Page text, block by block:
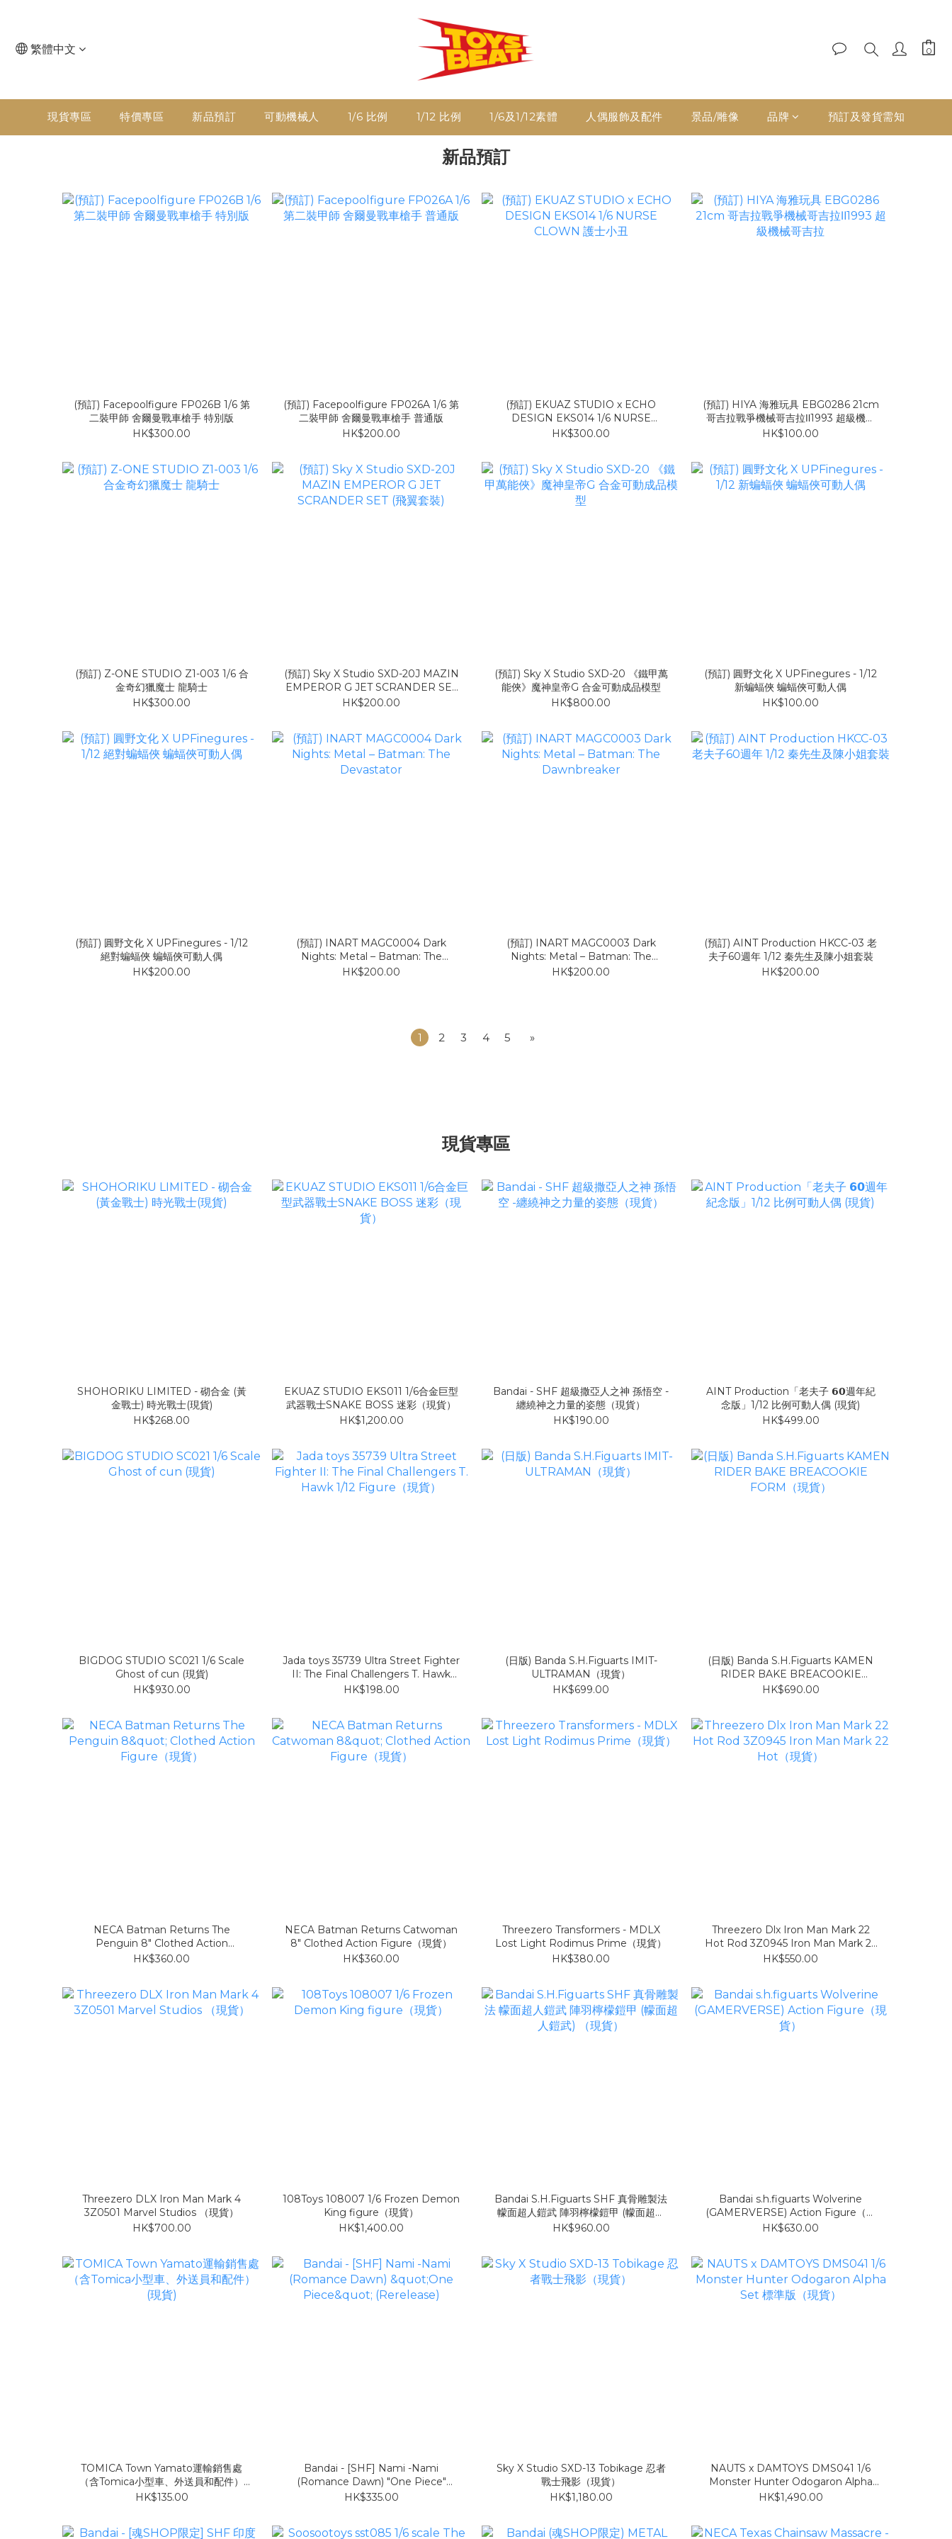
繁體中文
現貨專區 特價專區 新品預訂 可動機械人 1/6 比例 1/12 比例 1/6及1/12素體 人偶服飾及配件 景品/雕像 品牌 預訂及發貨需知
新品預訂
(預訂) Facepoolfigure FP026B 1/6 第
二裝甲師 舍爾曼戰車槍手 特別版
HK$300.00
(預訂) Facepoolfigure FP026A 1/6 第
二裝甲師 舍爾曼戰車槍手 普通版
HK$200.00
(預訂) EKUAZ STUDIO x ECHO
DESIGN EKS014 1/6 NURSE
CLOWN 護士小丑
HK$300.00
(預訂) HIYA 海雅玩具 EBG0286 21cm
哥吉拉戰爭機械哥吉拉Ⅱ1993 超級機械
哥吉拉
HK$100.00
(預訂) Z-ONE STUDIO Z1-003 1/6 合
金奇幻獵魔士 龍騎士
HK$300.00
(預訂) Sky X Studio SXD-20J MAZIN
EMPEROR G JET SCRANDER SET
(飛翼套裝)
HK$200.00
(預訂) Sky X Studio SXD-20 《鐵甲萬
能俠》魔神皇帝G 合金可動成品模型
HK$800.00
(預訂) 圓野文化 X UPFinegures - 1/12
新蝙蝠俠 蝙蝠俠可動人偶
HK$100.00
(預訂) 圓野文化 X UPFinegures - 1/12
絕對蝙蝠俠 蝙蝠俠可動人偶
HK$200.00
(預訂) INART MAGC0004 Dark
Nights: Metal – Batman: The
Devastator
HK$200.00
(預訂) INART MAGC0003 Dark
Nights: Metal – Batman: The
Dawnbreaker
HK$200.00
(預訂) AINT Production HKCC-03 老
夫子60週年 1/12 秦先生及陳小姐套裝
HK$200.00
1 2 3 4 5 »
現貨專區
SHOHORIKU LIMITED - 砌合金 (黃
金戰士) 時光戰士(現貨)
HK$268.00
EKUAZ STUDIO EKS011 1/6合金巨型
武器戰士SNAKE BOSS 迷彩（現貨）
HK$1,200.00
Bandai - SHF 超級撒亞人之神 孫悟空 -
纏繞神之力量的姿態（現貨）
HK$190.00
AINT Production「老夫子 𝟲𝟬週年紀
念版」1/12 比例可動人偶 (現貨)
HK$499.00
BIGDOG STUDIO SC021 1/6 Scale
Ghost of cun (現貨)
HK$930.00
Jada toys 35739 Ultra Street Fighter
II: The Final Challengers T. Hawk
1/12 Figure（現貨）
HK$198.00
(日版) Banda S.H.Figuarts IMIT-
ULTRAMAN（現貨）
HK$699.00
(日版) Banda S.H.Figuarts KAMEN
RIDER BAKE BREACOOKIE
FORM（現貨）
HK$690.00
NECA Batman Returns The
Penguin 8" Clothed Action
Figure（現貨）
HK$360.00
NECA Batman Returns Catwoman
8" Clothed Action Figure（現貨）
HK$360.00
Threezero Transformers - MDLX
Lost Light Rodimus Prime（現貨）
HK$380.00
Threezero Dlx Iron Man Mark 22
Hot Rod 3Z0945 Iron Man Mark 22
Hot（現貨）
HK$550.00
Threezero DLX Iron Man Mark 4
3Z0501 Marvel Studios （現貨）
HK$700.00
108Toys 108007 1/6 Frozen Demon
King figure（現貨）
HK$1,400.00
Bandai S.H.Figuarts SHF 真骨雕製法
幪面超人鎧武 陣羽檸檬鎧甲 (幪面超人
鎧武) （現貨）
HK$960.00
Bandai s.h.figuarts Wolverine
(GAMERVERSE) Action Figure（現
貨）
HK$630.00
TOMICA Town Yamato運輸銷售處
（含Tomica小型車、外送員和配件）
(現貨)
HK$135.00
Bandai - [SHF] Nami -Nami
(Romance Dawn) "One Piece"
(Rerelease)
HK$335.00
Sky X Studio SXD-13 Tobikage 忍者
戰士飛影（現貨）
HK$1,180.00
NAUTS x DAMTOYS DMS041 1/6
Monster Hunter Odogaron Alpha
Set 標準版（現貨）
HK$1,490.00